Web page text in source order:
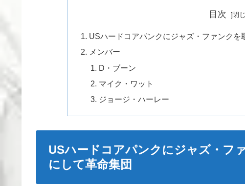
目次
USハードコアパンクにジャズ・ファンク
メンバー
D・ブーン
マイク・ワット
ジョージ・ハーレー
USハードコアパンクにジャズ・フ
にして革命集団